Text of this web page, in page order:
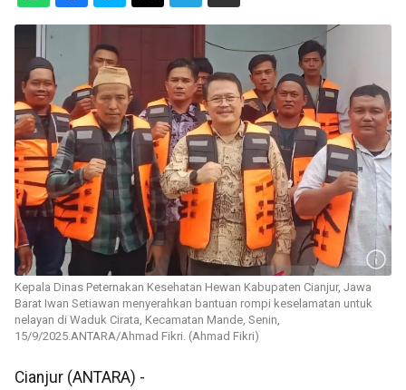
Kepala Dinas Peternakan Kesehatan Hewan Kabupaten Cianjur, Jawa
Barat Iwan Setiawan menyerahkan bantuan rompi keselamatan untuk
nelayan di Waduk Cirata, Kecamatan Mande, Senin,
15/9/2025.ANTARA/Ahmad Fikri. (Ahmad Fikri)
Cianjur (ANTARA) -